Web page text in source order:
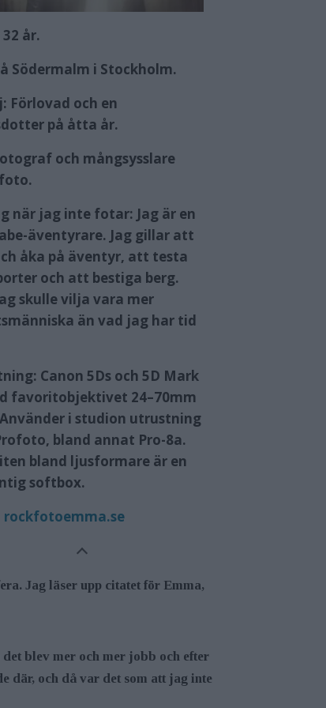
32 år.
Södermalm i Stockholm.
Förlovad och en
på åtta år.
och mångsysslare
när jag inte fotar: Jag är en
äventyrare. Jag gillar att
åka på äventyr, att testa
och att bestiga berg.
skulle vilja vara mer
än vad jag har tid
Canon 5Ds och 5D Mark
favoritobjektivet 24–70mm
i studion utrustning
bland annat Pro-8a.
bland ljusformare är en
softbox.
rockfotoemma.se
Jag läser upp citatet för Emma,
blev mer och mer jobb och efter
där, och då var det som att jag inte